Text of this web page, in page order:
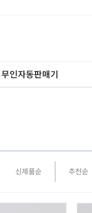
무인자동판매기
신제품순 추천순